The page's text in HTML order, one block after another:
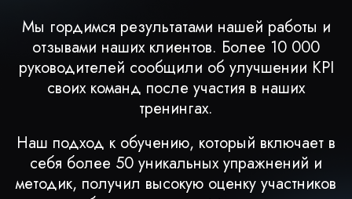
Мы гордимся результатами нашей работы и
отзывами наших клиентов. Более 10 000
руководителей сообщили об улучшении KPI
своих команд после участия в наших
тренингах.
Наш подход к обучению, который включает в
себя более 50 уникальных упражнений и
методик, получил высокую оценку участников